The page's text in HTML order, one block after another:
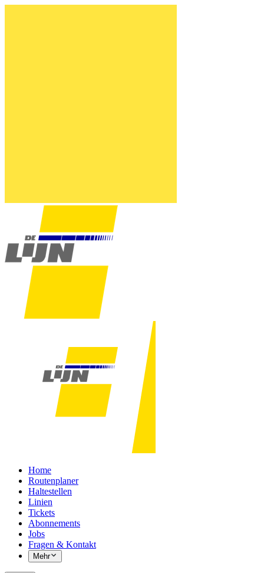
Home
Routenplaner
Haltestellen
Linien
Tickets
Abonnements
Jobs
Fragen & Kontakt
Mehr